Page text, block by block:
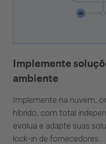
Implemente
ambiente
Implemente na nuvem,
híbrido, com total
evolua e adapte suas
lock-in de fornecedores.